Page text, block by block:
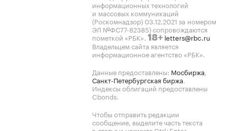
информационных технологий
и массовых коммуникаций
(Роскомнадзор) 03.12.2021 за номером
ЭЛ №ФС77-82385) сопровождаются
пометкой «РБК». 18+ letters@rbc.ru
Владельцем сайта является
информационное агентство «РБК».
Данные предоставлены: Мосбиржа,
Санкт-Петербургская биржа.
Индексы облигаций предоставлены
Cbonds.
Чтобы отправить редакции
сообщение, выделите часть текста